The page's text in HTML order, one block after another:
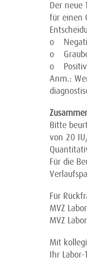
Der neue
für einen
o
o
o
Anm.:
Bitte
von 20
Für die
Für
MVZ
MVZ
Mit
Ihr